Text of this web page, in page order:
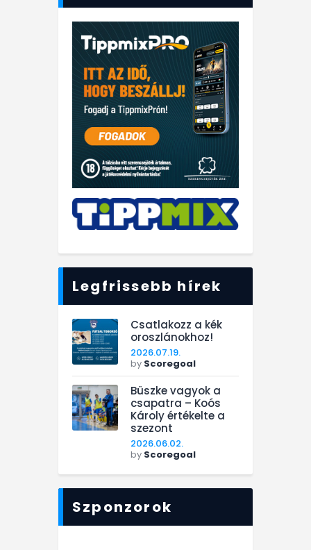
Legfrissebb hírek
Csatlakozz a kék
oroszlánokhoz!
2026.07.19.
by Scoregoal
Büszke vagyok a
csapatra – Koós
Károly értékelte a
szezont
2026.06.02.
by Scoregoal
Szponzorok